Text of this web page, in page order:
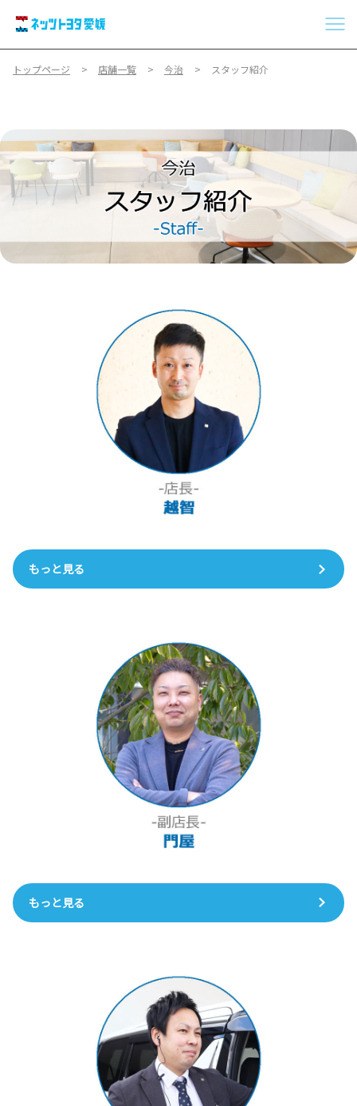
トップページ 店舗一覧 今治 スタッフ紹介
もっと見る
もっと見る